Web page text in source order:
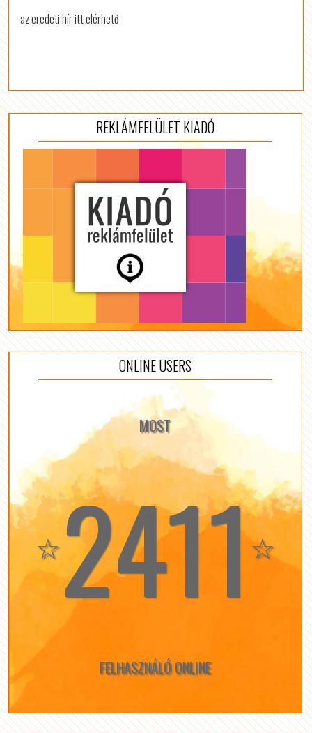
az eredeti hír itt elérhető
REKLÁMFELÜLET KIADÓ
ONLINE USERS
MOST
☆2411☆
FELHASZNÁLÓ ONLINE